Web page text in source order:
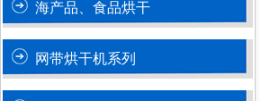
海产品、食品烘干
网带烘干机系列